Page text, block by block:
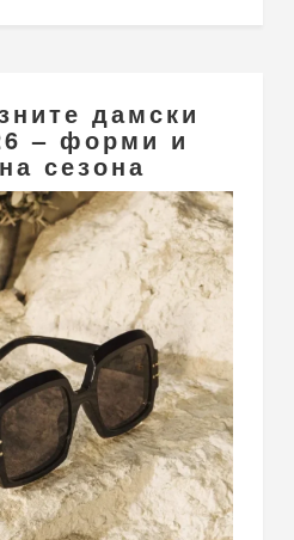
дамски
– форми и
сезона